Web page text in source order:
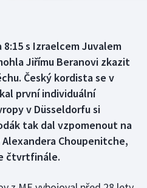
s Izraelcem Juvalem
Jiřímu Beranovi zkazit
Český kordista se v
první individuální
v Düsseldorfu si
tak dal vzpomenout na
Choupenitche,
čtvrtfinále.